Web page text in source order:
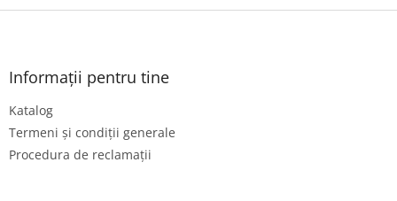
S
Informații pentru tine
Katalog
Termeni și condiții generale
Procedura de reclamații